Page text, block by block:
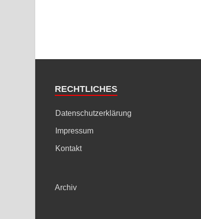
RECHTLICHES
Datenschutzerklärung
Impressum
Kontakt
Archiv